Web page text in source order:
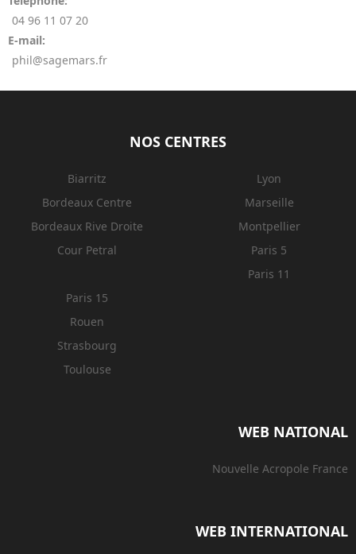
04 96 11 07 20
E-mail:
phil@sagemars.fr
NOS CENTRES
Biarritz
Bordeaux Centre
Bordeaux Rive Droite
Cour Petral
Lyon
Marseille
Montpellier
Paris 5
Paris 11
Paris 15
Rouen
Strasbourg
Toulouse
WEB NATIONAL
Nouvelle Acropole France
WEB INTERNATIONAL